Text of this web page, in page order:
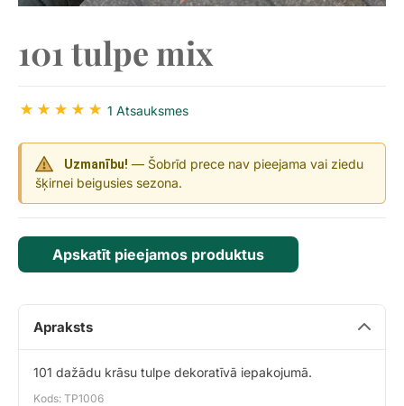
101 tulpe mix
1 Atsauksmes
Uzmanību! — Šobrīd prece nav pieejama vai ziedu
šķirnei beigusies sezona.
Apskatīt pieejamos produktus
Apraksts
101 dažādu krāsu tulpe dekoratīvā iepakojumā.
Kods: TP1006